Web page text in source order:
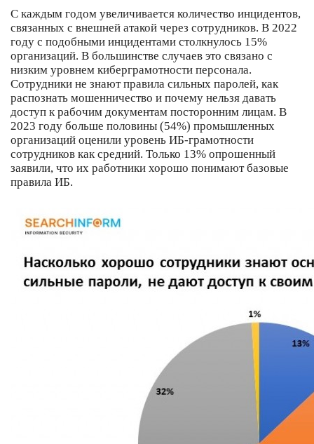
С каждым годом увеличивается количество инцидентов,
связанных с внешней атакой через сотрудников. В 2022
году с подобными инцидентами столкнулось 15%
организаций. В большинстве случаев это связано с
низким уровнем киберграмотности персонала.
Сотрудники не знают правила сильных паролей, как
распознать мошенничество и почему нельзя давать
доступ к рабочим документам посторонним лицам. В
2023 году больше половины (54%) промышленных
организаций оценили уровень ИБ-грамотности
сотрудников как средний. Только 13% опрошенный
заявили, что их работники хорошо понимают базовые
правила ИБ.